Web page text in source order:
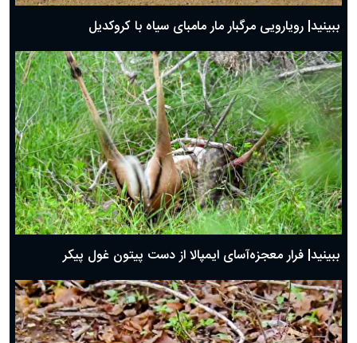
ببینید| رویارویی مرگبار مار مامبای سیاه با کروکدیل
ببینید| فرار معجزه‌آسای ایمپالا از دست پیتون غول پیکر